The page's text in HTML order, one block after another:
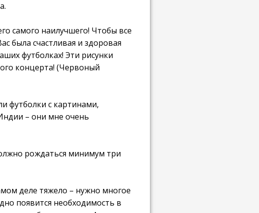
самого наилучшего! Чтобы все
была счастливая и здоровая
футболках! Эти рисунки
концерта! (Червоный
футболки с картинами,
– они мне очень
рождаться минимум три
деле тяжело – нужно многое
появится необходимость в